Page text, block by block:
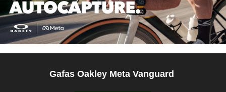
Gafas Oakley Meta Vanguard